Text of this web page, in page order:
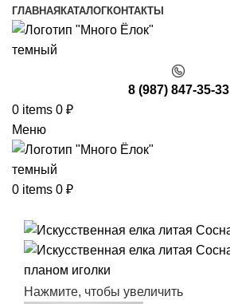
ГЛАВНАЯ КАТАЛОГКОНТАКТЫ
8 (987) 847-35-33
0 items 0 ₽
Меню
0 items 0 ₽
Нажмите, чтобы увеличить